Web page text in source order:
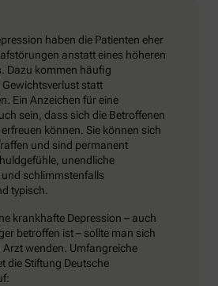
haben die Patienten eher
anstatt eines höheren
Dazu kommen häufig
statt
Ein Anzeichen für eine
sein, dass sich die Betroffenen
können. Sie können sich
und sind permanent
unendliche
schlimmstenfalls
typisch.
krankhafte Depression – auch
betroffen ist – sollte man sich
wenden. Umfangreiche
die Stiftung Deutsche